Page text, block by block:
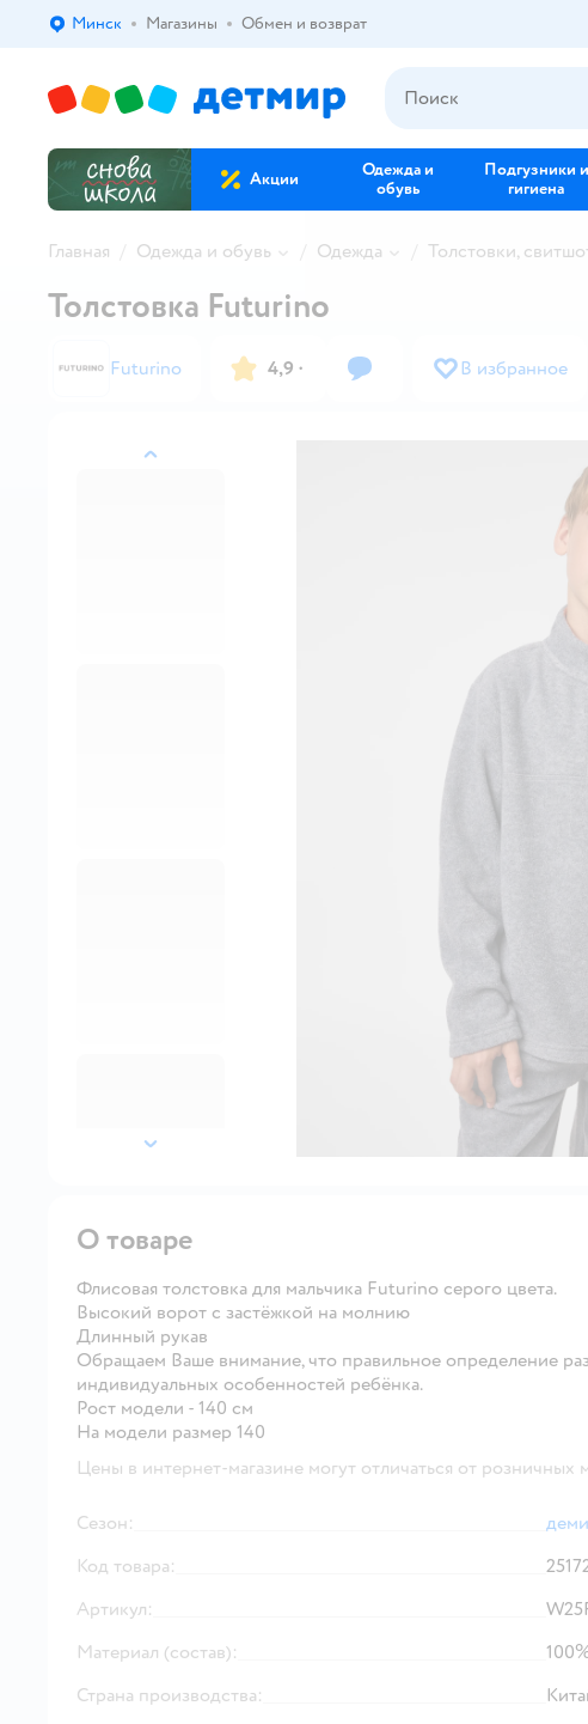
Выбор адреса доставки.
Минск Магазины Обмен и возврат
Акции
Одежда и
обувь
Подгузники и
гигиена
Главная Одежда и обувь Одежда Толстовки,
назад
далее
Толстовка Futurino
Futurino 4,9 · В избранное
О товаре
Флисовая толстовка для мальчика Futurino серого цвета.
Высокий ворот с застёжкой на молнию
Длинный рукав
Обращаем Ваше внимание, что правильное определение
индивидуальных особенностей ребёнка.
Рост модели - 140 см
На модели размер 140
Цены в интернет-магазине могут отличаться от розничных
Сезон:
Код товара:
Артикул:
Материал (состав):
Страна производства: